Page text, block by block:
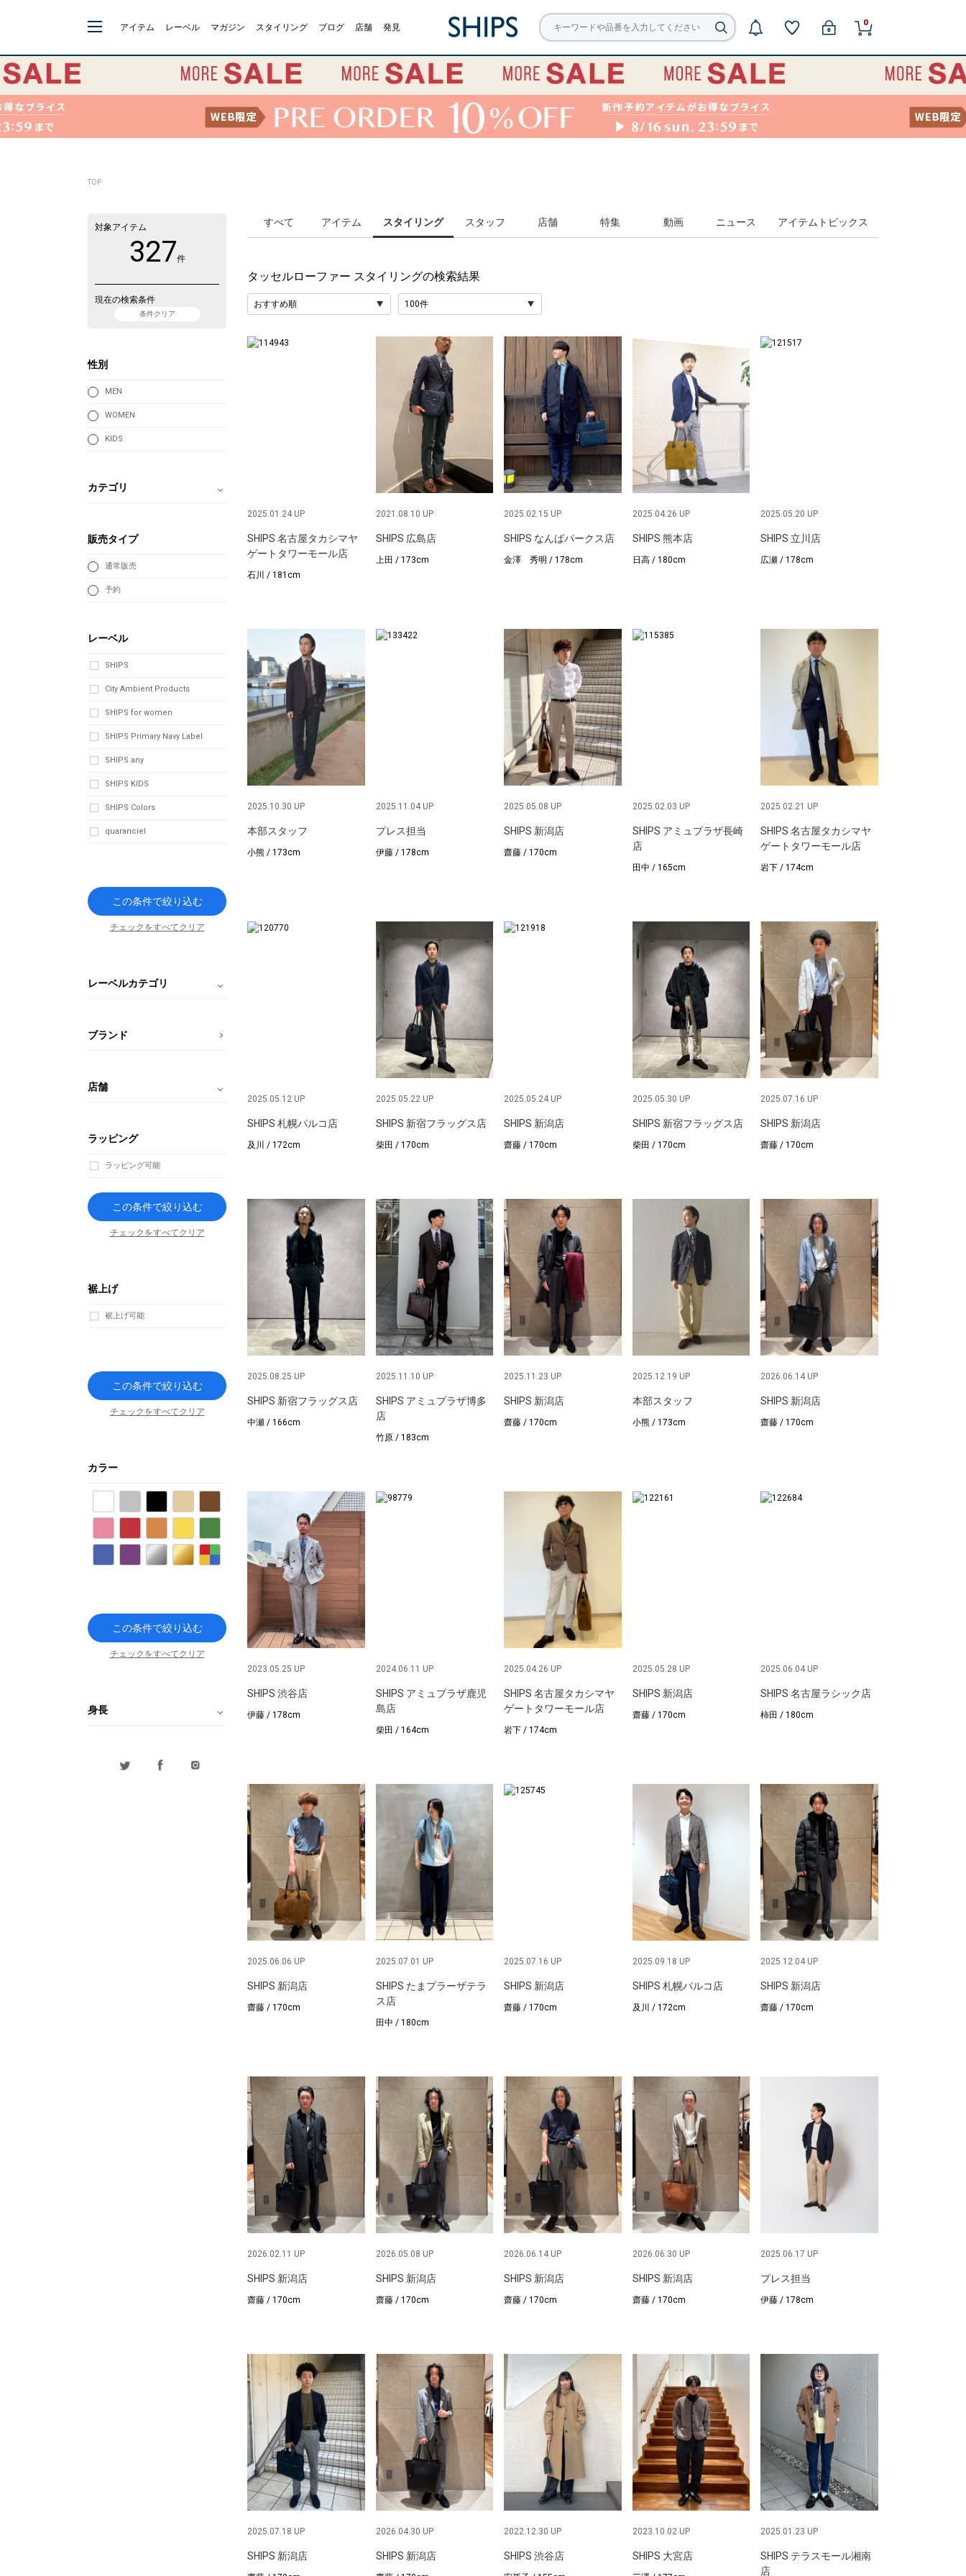
アイテム レーベル マガジン スタイリング ブログ 店舗 発見 0
TOP
すべて アイテム スタイリング スタッフ 店舗 特集 動画 ニュース アイテムトピックス
タッセルローファー スタイリングの検索結果
2025.01.24 UP
SHIPS 名古屋タカシマヤ
ゲートタワーモール店
石川 / 181cm
2021.08.10 UP
SHIPS 広島店
上田 / 173cm
2025.02.15 UP
SHIPS なんばパークス店
金澤 秀明 / 178cm
2025.04.26 UP
SHIPS 熊本店
日高 / 180cm
2025.05.20 UP
SHIPS 立川店
広瀬 / 178cm
2025.10.30 UP
本部スタッフ
小熊 / 173cm
2025.11.04 UP
プレス担当
伊藤 / 178cm
2025.05.08 UP
SHIPS 新潟店
齋藤 / 170cm
2025.02.03 UP
SHIPS アミュプラザ長崎
店
田中 / 165cm
2025.02.21 UP
SHIPS 名古屋タカシマヤ
ゲートタワーモール店
下 / 174cm
2025.05.12 UP
SHIPS 札幌パルコ店
及川 / 172cm
2025.05.22 UP
SHIPS 新宿フラッグス店
柴田 / 170cm
2025.05.24 UP
SHIPS 新潟店
齋藤 / 170cm
2025.05.30 UP
SHIPS 新宿フラッグス店
柴田 / 170cm
2025.07.16 UP
SHIPS 新潟店
齋藤 / 170cm
2025.08.25 UP
SHIPS 新宿フラッグス店
中瀬 / 166cm
2025.11.10 UP
SHIPS アミュプラザ博多
店
竹原 / 183cm
2025.11.23 UP
SHIPS 新潟店
齋藤 / 170cm
2025.12.19 UP
本部スタッフ
小熊 / 173cm
2026.06.14 UP
SHIPS 新潟店
齋藤 / 170cm
2023.05.25 UP
SHIPS 渋谷店
伊藤 / 178cm
2024.06.11 UP
SHIPS アミュプラザ鹿児
島店
柴田 / 164cm
2025.04.26 UP
SHIPS 名古屋タカシマヤ
ゲートタワーモール店
下 / 174cm
2025.05.28 UP
SHIPS 新潟店
齋藤 / 170cm
2025.06.04 UP
SHIPS 名古屋ラシック店
柿田 / 180cm
2025.06.06 UP
SHIPS 新潟店
齋藤 / 170cm
2025.07.01 UP
SHIPS たまプラーザテラ
ス店
田中 / 180cm
2025.07.16 UP
SHIPS 新潟店
齋藤 / 170cm
2025.09.18 UP
SHIPS 札幌パルコ店
及川 / 172cm
2025.12.04 UP
SHIPS 新潟店
齋藤 / 170cm
2026.02.11 UP
SHIPS 新潟店
齋藤 / 170cm
2026.05.08 UP
SHIPS 新潟店
齋藤 / 170cm
2026.06.14 UP
SHIPS 新潟店
齋藤 / 170cm
2026.06.30 UP
SHIPS 新潟店
齋藤 / 170cm
2025.06.17 UP
プレス担当
伊藤 / 178cm
2025.07.18 UP
SHIPS 新潟店
2026.04.30 UP
SHIPS 新潟店
2022.12.30 UP
SHIPS 渋谷店
2023.10.02 UP
SHIPS 大宮店
2025.01.23 UP
SHIPS テラスモール湘南
店
対象アイテム
327件
現在の検索条件
条件クリア
性別
MEN
WOMEN
KIDS
カテゴリ
販売タイプ
通常販売
予約
レーベル
SHIPS
City Ambient Products
SHIPS for women
SHIPS Primary Navy Label
SHIPS any
SHIPS KIDS
SHIPS Colors
quaranciel
この条件で絞り込む
チェックをすべてクリア
レーベルカテゴリ
ブランド
店舗
ラッピング
ラッピング可能
この条件で絞り込む
チェックをすべてクリア
裾上げ
裾上げ可能
この条件で絞り込む
チェックをすべてクリア
カラー
パープル シルバー ゴールド
この条件で絞り込む
チェックをすべてクリア
身長